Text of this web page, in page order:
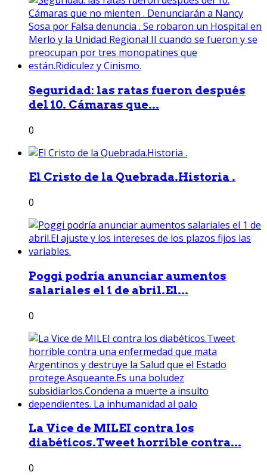
Seguridad: las ratas fueron después
del 10. Cámaras que...
0
El Cristo de la Quebrada.Historia .
0
Poggi podría anunciar aumentos
salariales el 1 de abril.El...
0
La Vice de MILEI contra los
diabéticos.Tweet horrible contra...
0